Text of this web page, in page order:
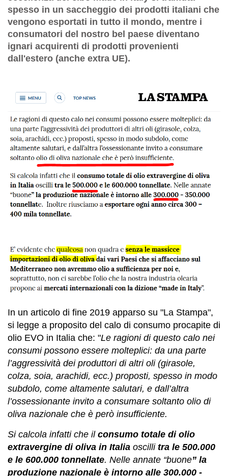
spesso in un saccheggio dei prodotti italiani che
vengono esportati in tutto il mondo, mentre i
consumatori del nostro bel paese diventano
ignari acquirenti di prodotti provenienti
dall'estero (anche extra UE).
In un articolo di fine 2019 apparso su "La Stampa",
si legge a proposito del calo di consumo procapite di
olio EVO in Italia che: "Le ragioni di questo calo nei
consumi possono essere molteplici: da una parte
l’aggressività dei produttori di altri oli (girasole,
colza, soia, arachidi, ecc.) proposti, spesso in modo
subdolo, come altamente salutari, e dall’altra
l’ossessionante invito a consumare soltanto olio di
oliva nazionale che è però insufficiente.
Si calcola infatti che il consumo totale di olio
extravergine di oliva in Italia oscilli tra le 500.000
e le 600.000 tonnellate. Nelle annate “buone” la
produzione nazionale è intorno alle 300.000 -